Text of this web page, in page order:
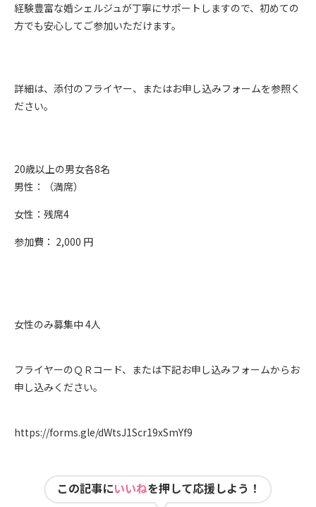
経験豊富な婚シェルジュが丁寧にサポートしますので、初めての
方でも安心してご参加いただけます。
詳細は、添付のフライヤー、またはお申し込みフォームを参照く
ださい。
20歳以上の男女各8名
男性：（満席）
女性：残席4
参加費： 2,000 円
女性のみ募集中 4人
フライヤーのＱＲコード、または下記お申し込みフォームからお
申し込みください。
https://forms.gle/dWtsJ1Scr19xSmYf9
この記事にいいねを押して応援しよう！